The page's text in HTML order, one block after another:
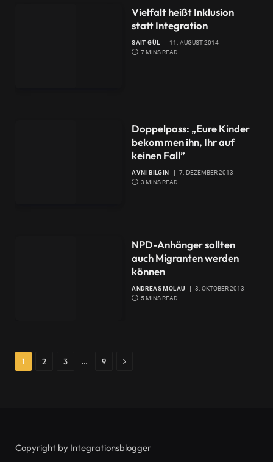
Vielfalt heißt Inklusion
statt Integration
SAIT GÜL
11. AUGUST 2014
7 MINS READ
Doppelpass: „Eure Kinder
bekommen ihn, Ihr auf
keinen Fall”
AVNI BILGIN
7. DEZEMBER 2013
3 MINS READ
NPD-Anhänger sollten
auch Migranten werden
können
ANDREAS MOLAU
3. OKTOBER 2013
5 MINS READ
1 2 3 … 9 Next
Copyright by Integrationsblogger